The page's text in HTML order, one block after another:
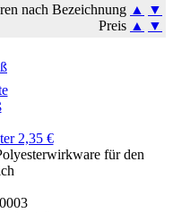
nach Bezeichnung ▲
▼
Preis ▲ ▼
2,35 €
für den